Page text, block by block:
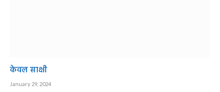
केवल साक्षी
January 29, 2024